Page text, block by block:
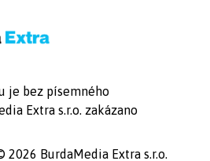
je bez písemného
Extra s.r.o. zakázano
2026 BurdaMedia Extra s.r.o.